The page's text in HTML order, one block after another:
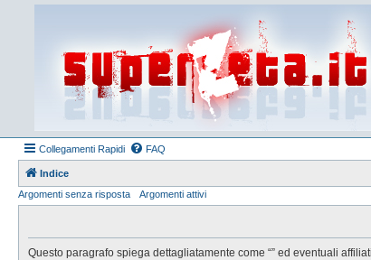
Collegamenti Rapidi FAQ
Indice
Argomenti senza risposta
Argomenti attivi
Questo paragrafo spiega dettagliatamente come “” ed eventuali affiliati